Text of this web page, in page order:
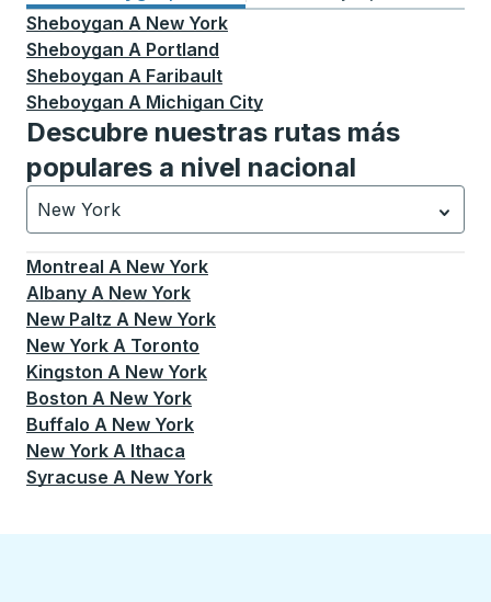
Sheboygan A New York
Sheboygan A Portland
Sheboygan A Faribault
Sheboygan A Michigan City
Descubre nuestras rutas más
populares a nivel nacional
New York
Currently selected: New York.La selección está
Montreal A New York
Albany A New York
New Paltz A New York
New York A Toronto
Kingston A New York
Boston A New York
Buffalo A New York
New York A Ithaca
Syracuse A New York